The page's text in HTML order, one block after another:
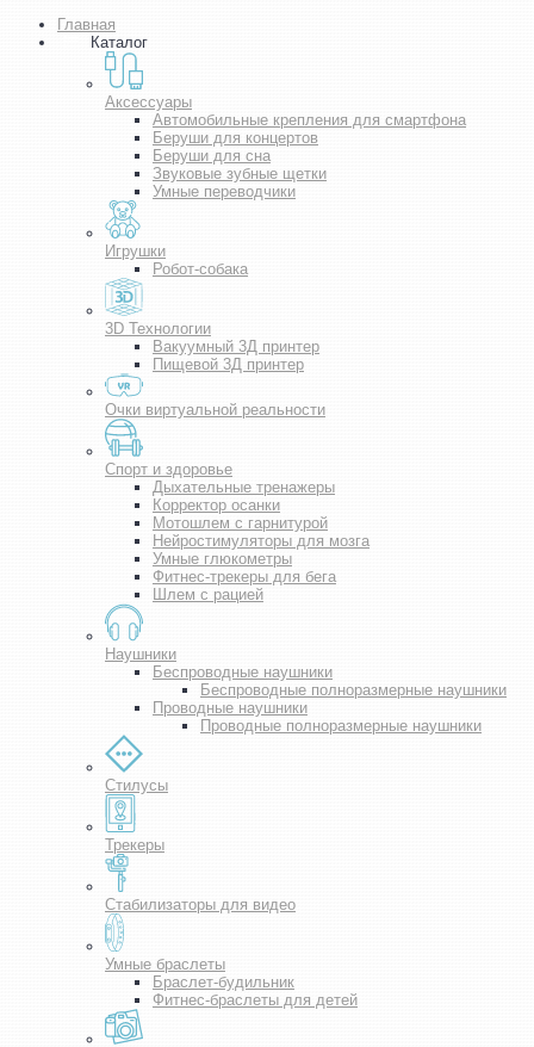
Главная
Каталог
Аксессуары
Автомобильные крепления для смартфона
Беруши для концертов
Беруши для сна
Звуковые зубные щетки
Умные переводчики
Игрушки
Робот-собака
3D Технологии
Вакуумный 3Д принтер
Пищевой 3Д принтер
Очки виртуальной реальности
Спорт и здоровье
Дыхательные тренажеры
Корректор осанки
Мотошлем с гарнитурой
Нейростимуляторы для мозга
Умные глюкометры
Фитнес-трекеры для бега
Шлем с рацией
Наушники
Беспроводные наушники
Беспроводные полноразмерные наушники
Проводные наушники
Проводные полноразмерные наушники
Стилусы
Трекеры
Стабилизаторы для видео
Умные браслеты
Браслет-будильник
Фитнес-браслеты для детей